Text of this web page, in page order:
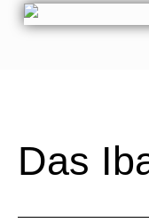
Das